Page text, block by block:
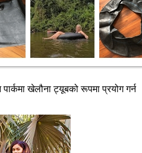
खेलौना ट्यूबको रूपमा प्रयोग गर्न